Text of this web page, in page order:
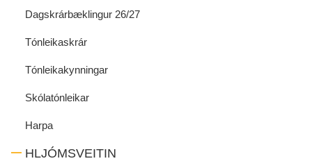
Dagskrárbæklingur 26/27
Tónleikaskrár
Tónleikakynningar
Skólatónleikar
Harpa
HLJÓMSVEITIN